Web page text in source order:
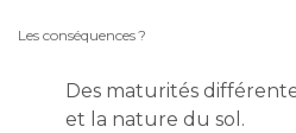
Les conséquences ?
Des maturités
et la nature du sol.